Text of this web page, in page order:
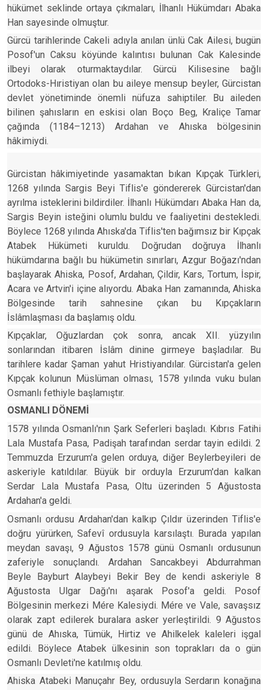
hükümet seklinde ortaya çıkmaları, İlhanlı Hükümdarı Abaka
Han sayesinde olmuştur.
Gürcü tarihlerinde Cakeli adıyla anılan ünlü Cak Ailesi, bugün
Posof'un Caksu köyünde kalıntısı bulunan Cak Kalesinde
ilbeyi olarak oturmaktaydılar. Gürcü Kilisesine bağlı
Ortodoks-Hıristiyan olan bu aileye mensup beyler, Gürcistan
devlet yönetiminde önemli nüfuza sahiptiler. Bu aileden
bilinen şahısların en eskisi olan Boço Beg, Kraliçe Tamar
çağında (1184–1213) Ardahan ve Ahıska bölgesinin
hâkimiydi.
Gürcistan hâkimiyetinde yasamaktan bıkan Kıpçak Türkleri,
1268 yılında Sargis Beyi Tiflis'e göndererek Gürcistan'dan
ayrılma isteklerini bildirdiler. İlhanlı Hükümdarı Abaka Han da,
Sargis Beyin isteğini olumlu buldu ve faaliyetini destekledi.
Böylece 1268 yılında Ahıska'da Tiflis'ten bağımsız bir Kıpçak
Atabek Hükümeti kuruldu. Doğrudan doğruya İlhanlı
hükümdarına bağlı bu hükümetin sınırları, Azgur Boğazı'ndan
başlayarak Ahiska, Posof, Ardahan, Çildir, Kars, Tortum, İspir,
Acara ve Artvin'i içine alıyordu. Abaka Han zamanında, Ahiska
Bölgesinde tarih sahnesine çıkan bu Kıpçakların
İslâmlaşması da başlamış oldu.
Kıpçaklar, Oğuzlardan çok sonra, ancak XII. yüzyılın
sonlarından itibaren İslâm dinine girmeye başladılar. Bu
tarihlere kadar Şaman yahut Hristiyandılar. Gürcistan'a gelen
Kıpçak kolunun Müslüman olması, 1578 yılında vuku bulan
Osmanlı fethiyle başlamıştır.
OSMANLI DÖNEMİ
1578 yılında Osmanlı'nın Şark Seferleri başladı. Kıbrıs Fatihi
Lala Mustafa Pasa, Padişah tarafından serdar tayin edildi. 2
Temmuzda Erzurum'a gelen orduya, diğer Beylerbeyileri de
askeriyle katıldılar. Büyük bir orduyla Erzurum'dan kalkan
Serdar Lala Mustafa Pasa, Oltu üzerinden 5 Ağustosta
Ardahan'a geldi.
Osmanlı ordusu Ardahan'dan kalkıp Çıldır üzerinden Tiflis'e
doğru yürürken, Safevî ordusuyla karsılaştı. Burada yapılan
meydan savaşı, 9 Ağustos 1578 günü Osmanlı ordusunun
zaferiyle sonuçlandı. Ardahan Sancakbeyi Abdurrahman
Beyle Bayburt Alaybeyi Bekir Bey de kendi askeriyle 8
Ağustosta Ulgar Dağı'nı aşarak Posof'a geldi. Posof
Bölgesinin merkezi Mére Kalesiydi. Mére ve Vale, savaşsız
olarak zapt edilerek buralara asker yerleştirildi. 9 Ağustos
günü de Ahıska, Tümük, Hirtiz ve Ahilkelek kaleleri işgal
edildi. Böylece Atabek ülkesinin son toprakları da o gün
Osmanlı Devleti'ne katılmış oldu.
Ahiska Atabeki Manuçahr Bey, ordusuyla Serdarın konağına